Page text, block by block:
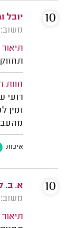
יובל
משוב: 06/10/2021
חוות
רועי
זמין
איכות
10
א. ב.
משוב: 27/06/2023
10